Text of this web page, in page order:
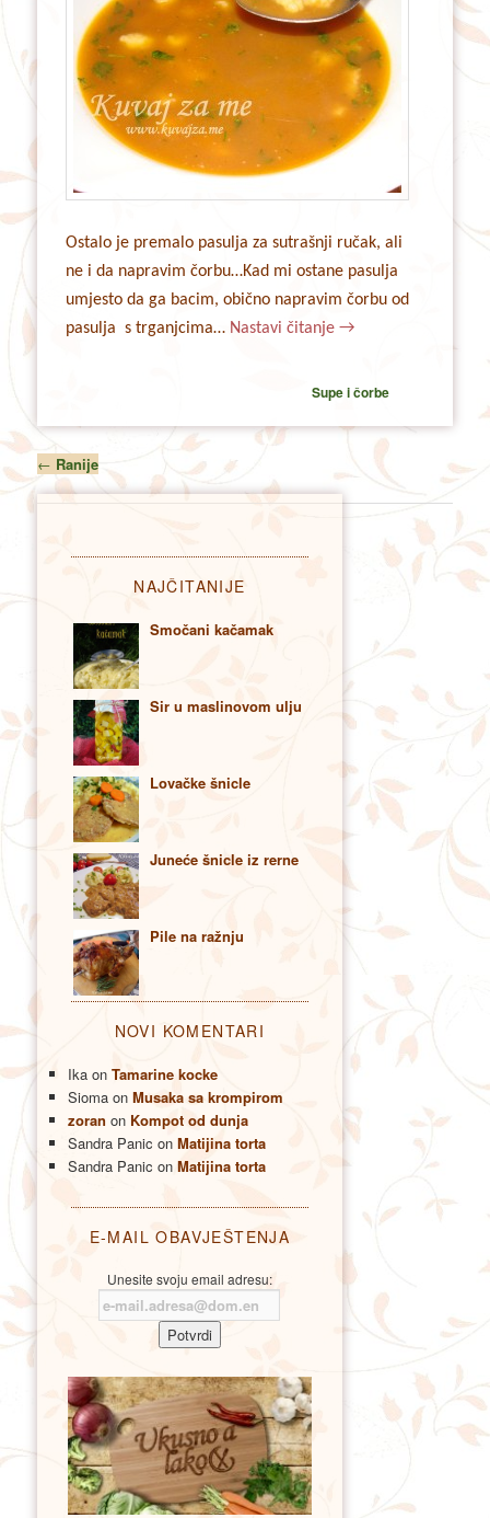
Ostalo je premalo pasulja za sutrašnji ručak, ali
ne i da napravim čorbu…Kad mi ostane pasulja
umjesto da ga bacim, obično napravim čorbu od
pasulja s trganjcima… Nastavi čitanje→
Supe i čorbe
Post
navigation
← Ranije
NAJČITANIJE
Smočani kačamak
Sir u maslinovom ulju
Lovačke šnicle
Juneće šnicle iz rerne
Pile na ražnju
NOVI KOMENTARI
Ikaon Tamarine kocke
Siomaon Musaka sa krompirom
zoran on Kompot od dunja
Sandra Panic on Matijina torta
Sandra Panic on Matijina torta
E-MAIL OBAVJEŠTENJA
Unesite svoju email adresu: